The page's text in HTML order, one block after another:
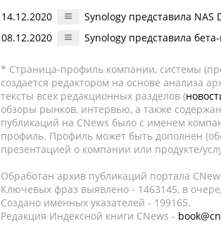
14.12.2020
Synology представила NAS
08.12.2020
Synology представила
* Страница-профиль компании, системы
создается редактором на основе анализа
тексты всех редакционных разделов (
обзоры рынков, интервью, а также
публикаций на CNews было с именем
профиль. Профиль может быть дополнен
презентацией о компании или продукте/
Обработан архив публикаций портала
Ключевых фраз выявлено - 1463145, в
Создано именных указателей - 199165.
Редакция Индексной книги CNews -